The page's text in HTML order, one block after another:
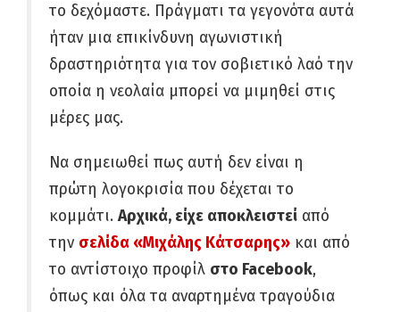
το δεχόμαστε. Πράγματι τα γεγονότα αυτά
ήταν μια επικίνδυνη αγωνιστική
δραστηριότητα για τον σοβιετικό λαό την
οποία η νεολαία μπορεί να μιμηθεί στις
μέρες μας.
Να σημειωθεί πως αυτή δεν είναι η
πρώτη λογοκρισία που δέχεται το
κομμάτι. Αρχικά, είχε αποκλειστεί από
την σελίδα «Μιχάλης Κάτσαρης» και από
το αντίστοιχο προφίλ στο Facebook,
όπως και όλα τα αναρτημένα τραγούδια